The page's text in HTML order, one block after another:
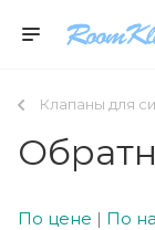
Клапаны для
По цене | По